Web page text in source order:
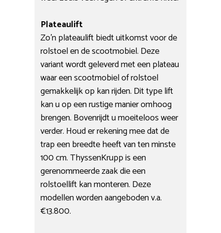
Plateaulift
Zo’n plateaulift biedt uitkomst voor de
rolstoel en de scootmobiel. Deze
variant wordt geleverd met een plateau
waar een scootmobiel of rolstoel
gemakkelijk op kan rijden. Dit type lift
kan u op een rustige manier omhoog
brengen. Bovenrijdt u moeiteloos weer
verder. Houd er rekening mee dat de
trap een breedte heeft van ten minste
100 cm. ThyssenKrupp is een
gerenommeerde zaak die een
rolstoellift kan monteren. Deze
modellen worden aangeboden v.a.
€13.800.